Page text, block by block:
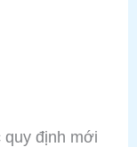
quy định mới